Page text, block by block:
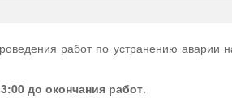
работ по устранению аварии
до окончания работ.